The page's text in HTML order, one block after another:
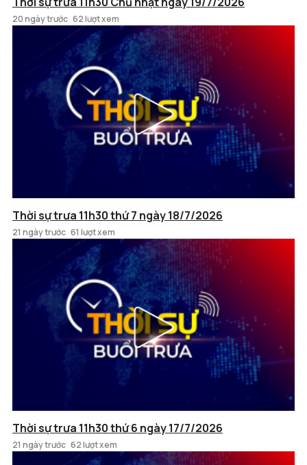
20 ngày trước 62 lượt xem
Thời sự trưa 11h30 thứ 7 ngày 18/7/2026
21 ngày trước 61 lượt xem
Thời sự trưa 11h30 thứ 6 ngày 17/7/2026
21 ngày trước 62 lượt xem